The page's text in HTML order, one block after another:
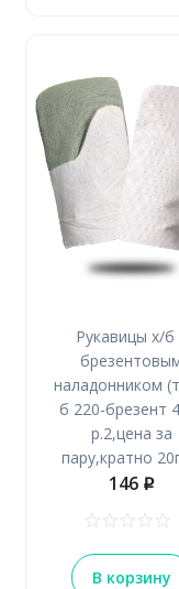
Рукавицы х/б
наладонником
б 220-брезент
р.2,цена за
пару,кратно
146 p
В корзину